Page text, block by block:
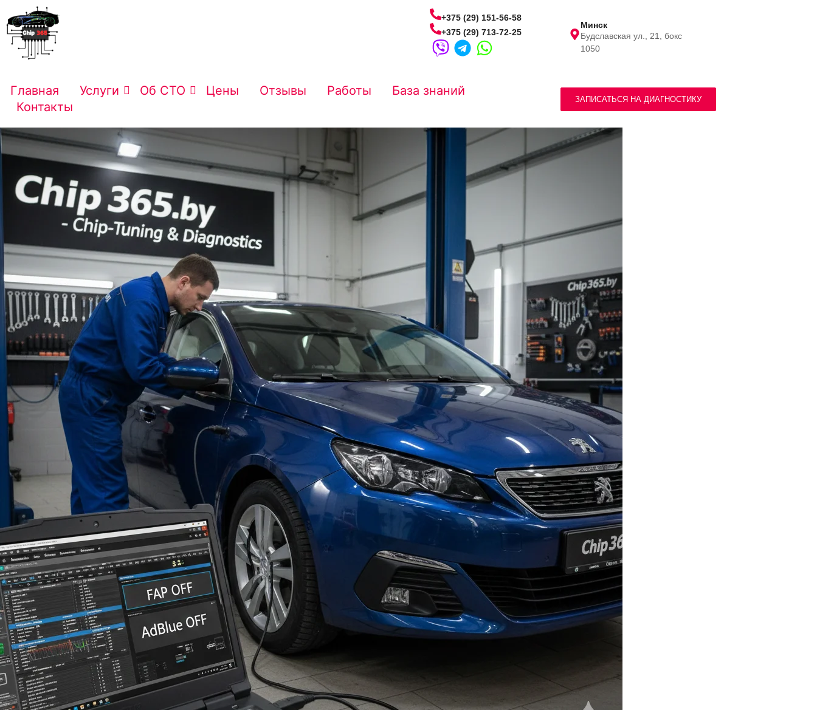
+375 (29) 151-56-58
+375 (29) 713-72-25
Минск
Будславская ул., 21, бокс
1050
Главная Услуги Об СТО Цены Отзывы Работы
База знаний
Контакты
ЗАПИСАТЬСЯ НА ДИАГНОСТИКУ